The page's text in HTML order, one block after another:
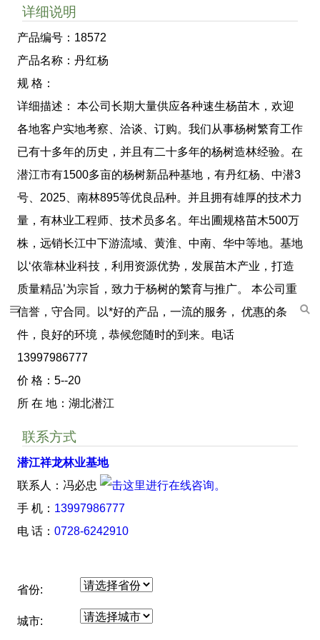
详细说明
产品编号：18572
产品名称：丹红杨
规 格：
详细描述： 本公司长期大量供应各种速生杨苗木，欢迎
各地客户实地考察、洽谈、订购。我们从事杨树繁育工作
已有十多年的历史，并且有二十多年的杨树造林经验。在
潜江市有1500多亩的杨树新品种基地，有丹红杨、中潜3
号、2025、南林895等优良品种。并且拥有雄厚的技术力
量，有林业工程师、技术员多名。年出圃规格苗木500万
株，远销长江中下游流域、黄淮、中南、华中等地。基地
以‘依靠林业科技，利用资源优势，发展苗木产业，打造
质量精品’为宗旨，致力于杨树的繁育与推广。 本公司重
信誉，守合同。以*好的产品，一流的服务， 优惠的条
件，良好的环境，恭候您随时的到来。电话
13997986777
价 格：5--20
所 在 地：湖北潜江
联系方式
潜江祥龙林业基地
联系人：冯必忠
手 机： 13997986777
电 话： 0728-6242910
省份:
城市: